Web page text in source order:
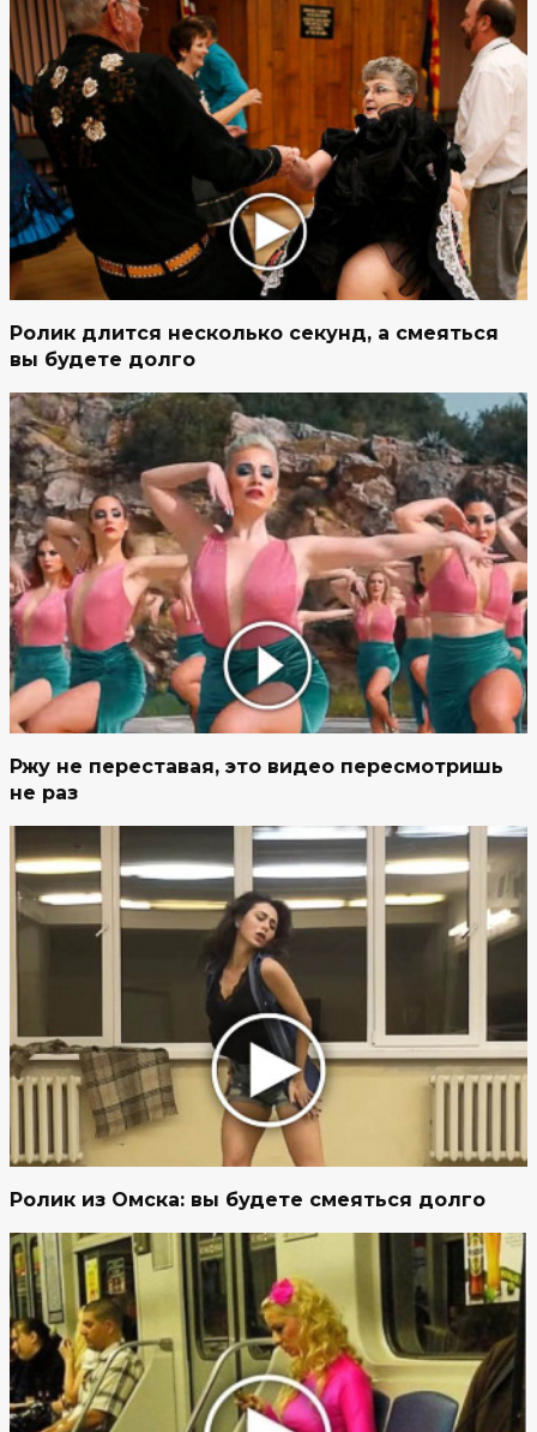
Ролик длится несколько секунд, а смеяться
вы будете долго
Ржу не переставая, это видео пересмотришь
не раз
Ролик из Омска: вы будете смеяться долго